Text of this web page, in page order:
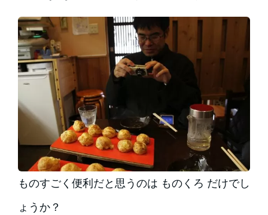
ものすごく便利だと思うのは ものくろ だけでし
ょうか？